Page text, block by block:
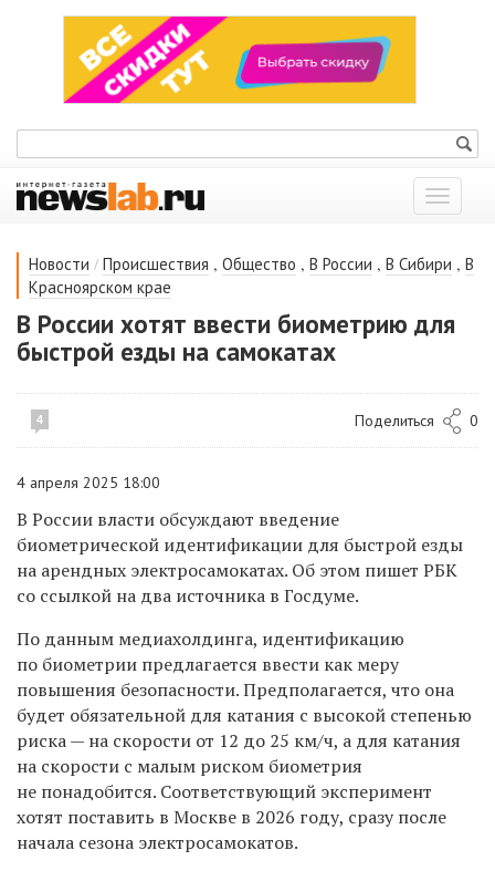
Показать
меню
Новости / Происшествия , Общество , В России , В Сибири , В
Красноярском крае
В России хотят ввести биометрию для
быстрой езды на самокатах
4 Поделиться 0
4 апреля 2025 18:00
В России власти обсуждают введение
биометрической идентификации для быстрой езды
на арендных электросамокатах. Об этом пишет РБК
со ссылкой на два источника в Госдуме.
По данным медиахолдинга, идентификацию
по биометрии предлагается ввести как меру
повышения безопасности. Предполагается, что она
будет обязательной для катания с высокой степенью
риска — на скорости от 12 до 25 км/ч, а для катания
на скорости с малым риском биометрия
не понадобится. Соответствующий эксперимент
хотят поставить в Москве в 2026 году, сразу после
начала сезона электросамокатов.